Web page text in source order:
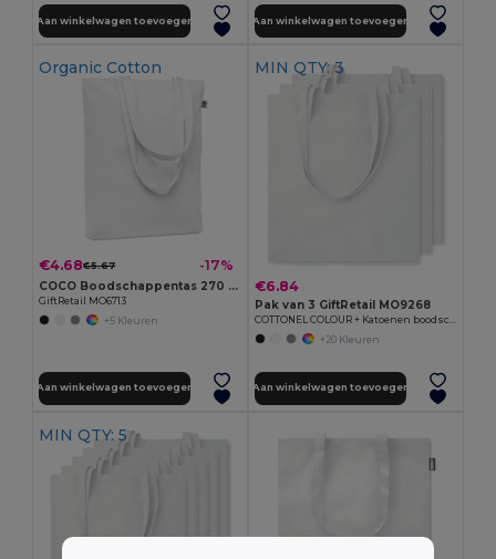
Aan winkelwagen toevoegen Aan winkelwagen toevoegen
Organic Cotton
€4.68€5.67 -17%
COCO Boodschappentas 270 gr/m²
GiftRetail MO6713
+5 Kleuren
Aan winkelwagen toevoegen
MIN QTY: 3
€6.84
Pak van 3 GiftRetail MO9268
+20 Kleuren
Aan winkelwagen toevoegen
MIN QTY: 5